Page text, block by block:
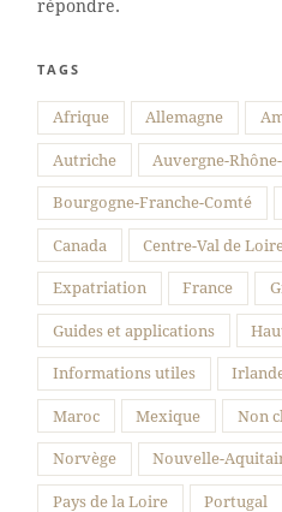
Suivre
répondre.
TAGS
Afrique Allemagne
Autriche Auvergne-
Bourgogne-Franche-Comté
Canada Centre-Val de
Expatriation France
Guides et applications
Informations utiles
Maroc Mexique Non
Norvège Nouvelle-
Pays de la Loire Portugal